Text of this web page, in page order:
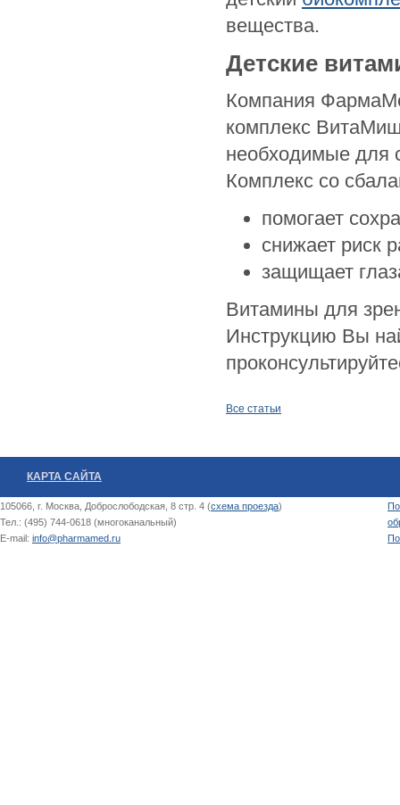
вещества.
Детские
Компания
комплекс
необходимые для
Комплекс со
помогает
снижает риск
защищает
Витамины для
Инструкцию Вы
Все статьи
КАРТА САЙТА
105066, г. Москва, Доброслободская, 8 стр. 4 (схема проезда)
Тел.: (495) 744-0618 (многоканальный)
E-mail: info@pharmamed.ru